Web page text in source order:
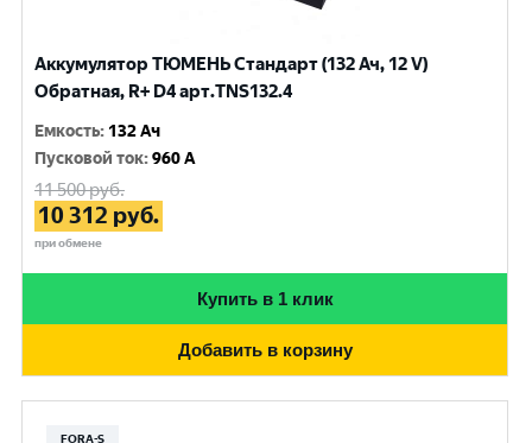
Аккумулятор ТЮМЕНЬ Стандарт (132 Ач, 12 V)
Обратная, R+ D4 арт.TNS132.4
Емкость: 132 Ач
Пусковой ток:960 A
11 500руб.
10 312 руб.
при обмене
Купить в 1 клик
Добавить в корзину
FORA-S